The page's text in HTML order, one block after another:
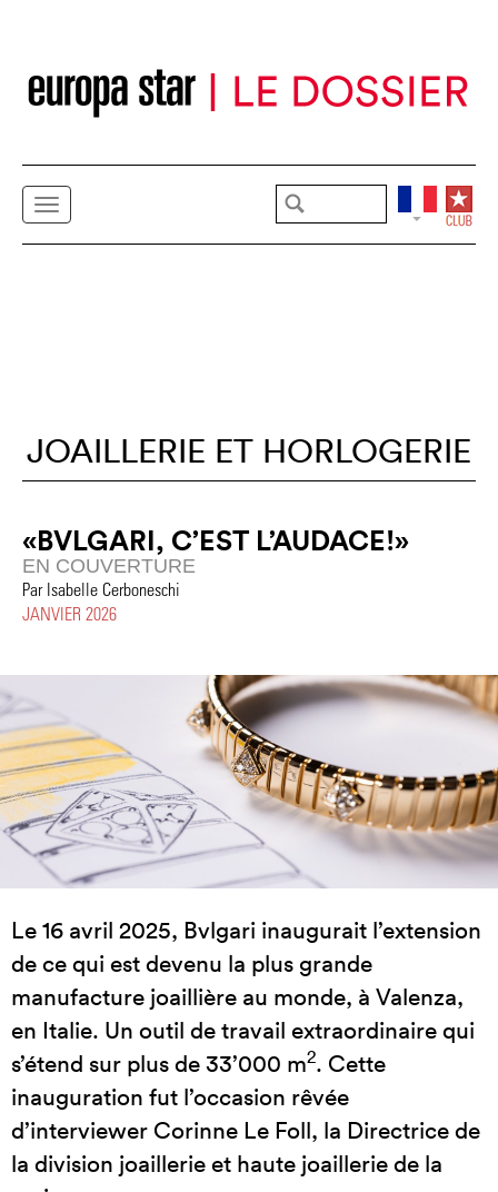
JOAILLERIE ET HORLOGERIE
«BVLGARI, C’EST L’AUDACE!»
EN COUVERTURE
Par Isabelle Cerboneschi
JANVIER 2026
Le 16 avril 2025, Bvlgari inaugurait l’extension
de ce qui est devenu la plus grande
manufacture joaillière au monde, à Valenza,
en Italie. Un outil de travail extraordinaire qui
s’étend sur plus de 33’000 m2. Cette
inauguration fut l’occasion rêvée
d’interviewer Corinne Le Foll, la Directrice de
la division joaillerie et haute joaillerie de la